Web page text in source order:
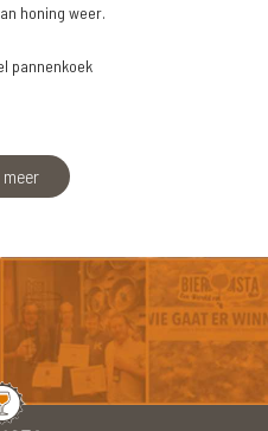
honing weer.
pannenkoek
meer